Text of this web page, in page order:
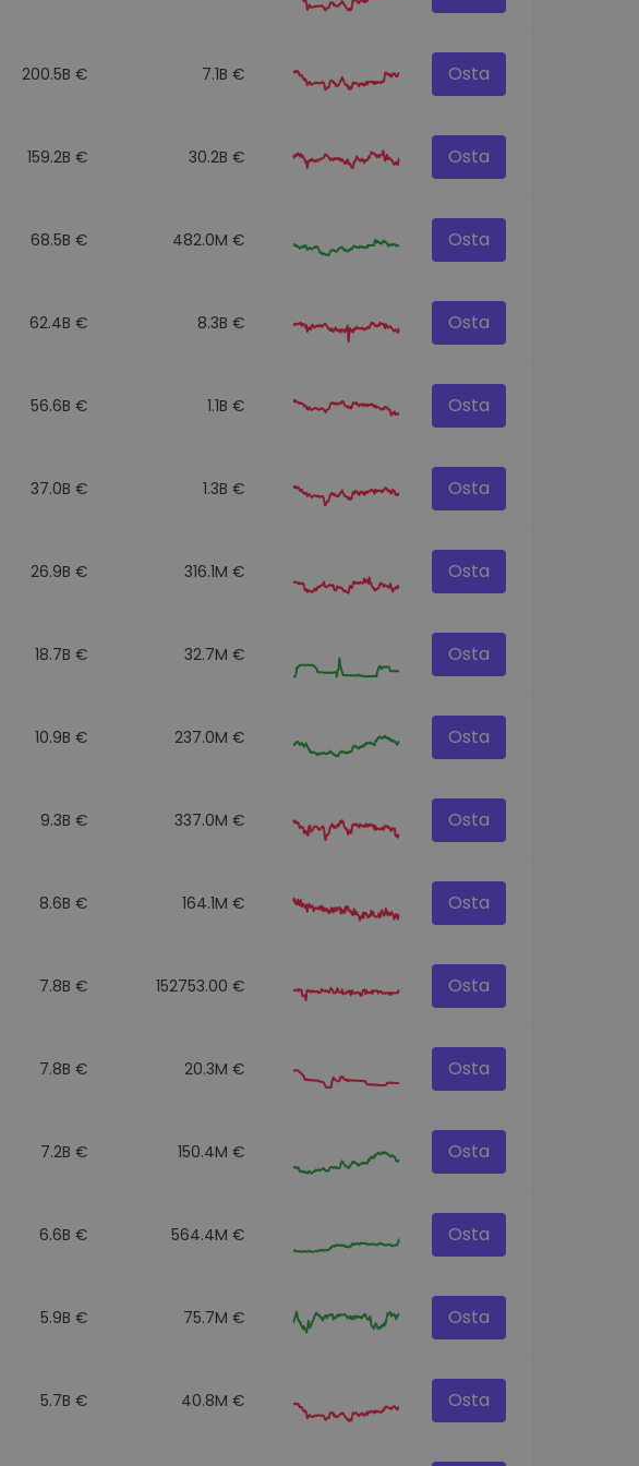
200.5B € 7.1B € Osta
159.2B € 30.2B € Osta
68.5B € 482.0M € Osta
62.4B € 8.3B € Osta
56.6B € 1.1B € Osta
37.0B € 1.3B € Osta
26.9B € 316.1M € Osta
18.7B € 32.7M € Osta
10.9B € 237.0M € Osta
9.3B € 337.0M € Osta
8.6B € 164.1M € Osta
7.8B € 152753.00 € Osta
7.8B € 20.3M € Osta
7.2B € 150.4M € Osta
6.6B € 564.4M € Osta
5.9B € 75.7M € Osta
5.7B € 40.8M € Osta